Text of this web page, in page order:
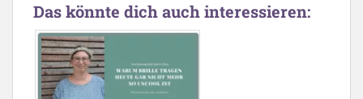
Das könnte dich auch interessieren: